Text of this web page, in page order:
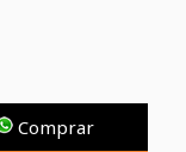
Comprar